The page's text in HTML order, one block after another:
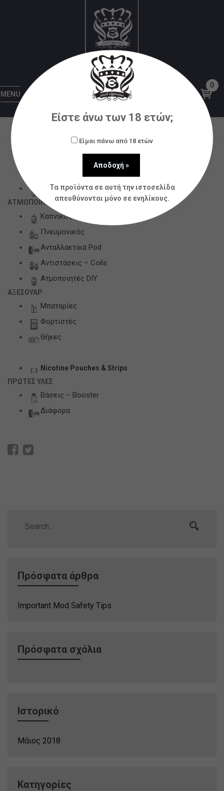
MENU
0
Mega Menu
Πρόσφατα άρθρα
Important Mod Safety Tips
Πρόσφατα σχόλια
Ιστορικό
Μάιος 2018
Kατηγορίες
ΝΕΟ 2
Applebite 06/05/2025
ΗΛΕΚΤΡΟΝΙΚΑ ΤΣΙΓΑΡΑ
Disposable
ΑΤΜΟΠΟΙΗΤΕΣ
Καπνικός
Πνευμονικός
Ανταλλακτικά Pod
Αντιστάσεις – Coils
Ατμοποιητές DIY
ΑΞΕΣΟΥΑΡ
Μπαταρίες
Φορτιστές
Θήκες
Nicotine Pouches & Strips
ΠΡΩΤΕΣ ΥΛΕΣ
Βάσεις – Booster
Διάφορα
Είστε άνω των 18 ετών;
Είμαι πάνω από 18 ετών
Τα προϊόντα σε αυτή την ιστοσελίδα
απευθύνονται μόνο σε ενηλίκους.